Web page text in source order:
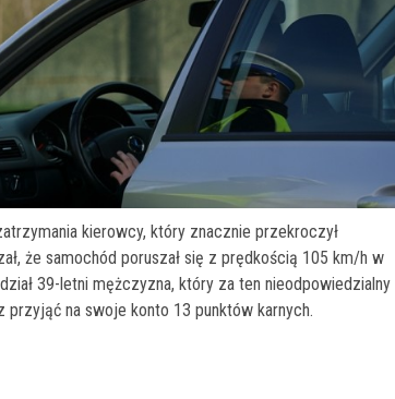
kierowcy, który znacznie przekroczył
że samochód poruszał się z prędkością 105 km/h w
39-letni mężczyzna, który za ten nieodpowiedzialny
przyjąć na swoje konto 13 punktów karnych.